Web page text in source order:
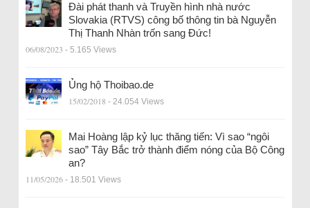
Đài phát thanh và Truyền hình nhà nước
Slovakia (RTVS) công bố thông tin bà Nguyễn
Thị Thanh Nhàn trốn sang Đức!
06/08/2023 - 5.165 Views
Ủng hộ Thoibao.de
15/02/2018 - 24.054 Views
Mai Hoàng lập kỷ lục thăng tiến: Vì sao “ngôi
sao” Tây Bắc trở thành điểm nóng của Bộ Công
an?
11/05/2026 - 18.501 Views